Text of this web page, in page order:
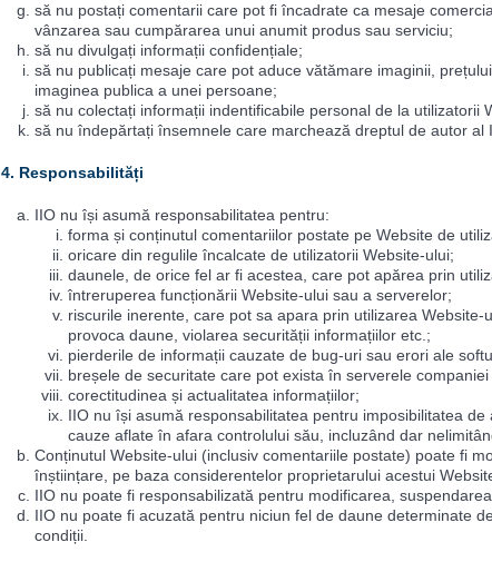
să nu postați comentarii care pot fi încadrate ca mesaje
vânzarea sau cumpărarea unui anumit produs sau serviciu;
să nu divulgați informații confidențiale;
să nu publicați mesaje care pot aduce vătămare imaginii,
imaginea publica a unei persoane;
să nu colectați informații indentificabile personal de la utilizatorii
să nu îndepărtați însemnele care marchează dreptul de autor al
4. Responsabilități
IIO nu își asumă responsabilitatea pentru:
forma și conținutul comentariilor postate pe Website de
oricare din regulile încalcate de utilizatorii Website-ului;
daunele, de orice fel ar fi acestea, care pot apărea prin
întreruperea funcționării Website-ului sau a serverelor;
riscurile inerente, care pot sa apara prin utilizarea
provoca daune, violarea securității informațiilor etc.;
pierderile de informații cauzate de bug-uri sau erori ale
breșele de securitate care pot exista în serverele
corectitudinea și actualitatea informațiilor;
IIO nu își asumă responsabilitatea pentru imposibilitatea
cauze aflate în afara controlului său, incluzând dar
Conținutul Website-ului (inclusiv comentariile postate) poate fi
înștiințare, pe baza considerentelor proprietarului acestui
IIO nu poate fi responsabilizată pentru modificarea,
IIO nu poate fi acuzată pentru niciun fel de daune determinate
condiții.